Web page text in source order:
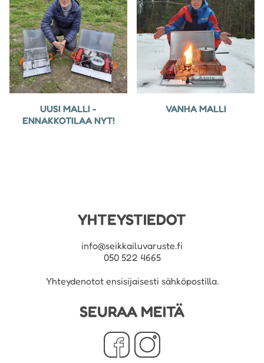
UUSI MALLI -
ENNAKKOTILAA NYT!
VANHA MALLI
YHTEYSTIEDOT
info@seikkailuvaruste.fi
050 522 4665
Yhteydenotot ensisijaisesti sähköpostilla.
SEURAA MEITÄ